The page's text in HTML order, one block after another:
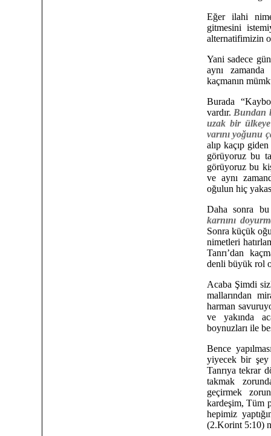
Eğer ilahi
gitmesini
alternatifimizin
Yani sadece
aynı zamanda
kaçmanın
Burada
vardır. Bundan
uzak bir
varını yoğunu
alıp kaçıp
görüyoruz bu
görüyoruz bu
ve aynı
oğulun hiç
Daha sonra
karnını
Sonra küçük
nimetleri
Tanrı’dan
denli büyük rol
Acaba Şimdi
mallarından
harman
ve yakında
boynuzları ile
Bence
yiyecek bir şey
Tanrıya tekrar
takmak
geçirmek
kardeşim, Tüm
hepimiz
(2.Korint 5:10)